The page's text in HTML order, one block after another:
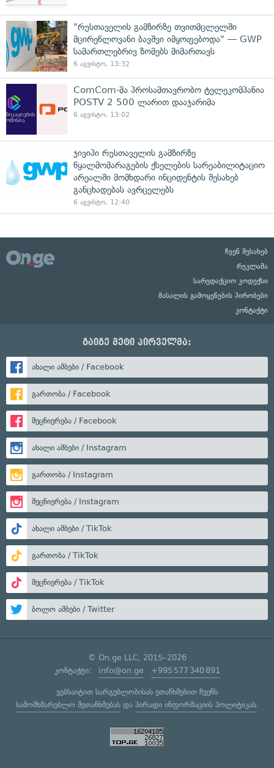
"რუსთაველის გამზირზე თვითმცლელში
მცირეწლოვანი ბავშვი იმყოფებოდა" — GWP
სამართლებრივ ზომებს მიმართავს
6 აგვისტო, 13:32
ComCom-მა პროსამთავრობო ტელეკომპანია
POSTV 2 500 ლარით დააჯარიმა
6 აგვისტო, 13:02
ჯივიპი რუსთაველის გამზირზე
წყალმომარაგების ქსელების სარეაბილიტაციო
არეალში მომხდარი ინციდენტის შესახებ
განცხადებას ავრცელებს
6 აგვისტო, 12:40
ჩვენ შესახებ
რეკლამა
სარედაქციო კოდექსი
მასალის გამოყენების პირობები
კონტაქტი
გაიგე მეტი პირველმა:
ახალი ამბები / Facebook
გართობა / Facebook
მეცნიერება / Facebook
ახალი ამბები / Instagram
გართობა / Instagram
მეცნიერება / Instagram
ახალი ამბები / TikTok
გართობა / TikTok
მეცნიერება / TikTok
ბოლო ამბები / Twitter
© On.ge LLC, 2015–2026
კონტაქტი: info@on.ge +995 577 340 891
ვებსაიტით სარგებლობისას ეთანხმებით ჩვენს
სამომხმარებლო შეთანხმებასდა პირადი ინფორმაციის პოლიტიკას.